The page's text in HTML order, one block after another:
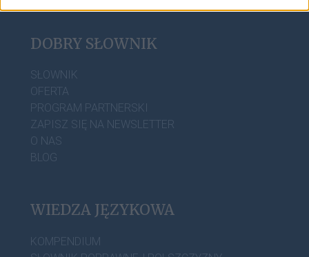
DOBRY SŁOWNIK
SŁOWNIK
OFERTA
PROGRAM PARTNERSKI
ZAPISZ SIĘ NA NEWSLETTER
O NAS
BLOG
WIEDZA JĘZYKOWA
KOMPENDIUM